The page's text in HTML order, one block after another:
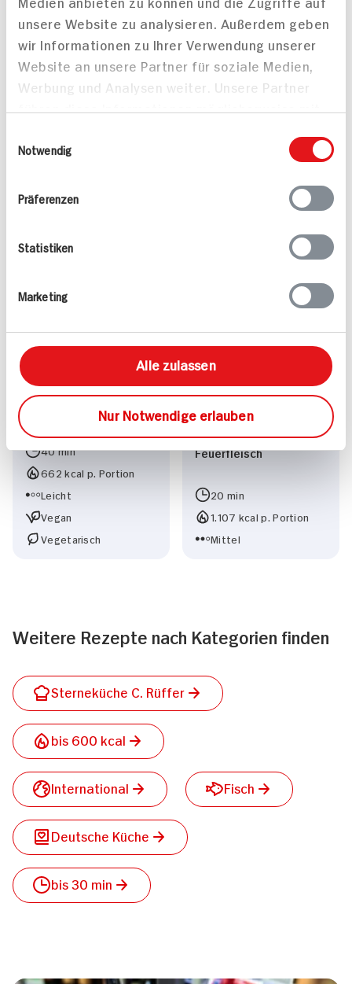
unsere Website zu analysieren. Außerdem geben
wir Informationen zu Ihrer Verwendung unserer
Website an unsere Partner für soziale Medien,
Werbung und Analysen weiter. Unsere Partner
bereitgestellt haben oder die sie im Rahmen
Notwendig
Präferenzen
Statistiken
Marketing
Alle zulassen
Nur Notwendige erlauben
Mehr anzeigen
25 min
Leicht
Amaranth
40 min
662 kcal p. Portion
Leicht
Vegan
Vegetarisch
Feuerfleisch
20 min
1.107 kcal p. Portion
Mittel
Weitere Rezepte nach Kategorien finden
Sterneküche C. Rüffer
bis 600 kcal
International Fisch
Deutsche Küche
bis 30 min